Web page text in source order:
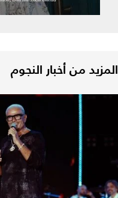
المزيد من أخبار النجوم